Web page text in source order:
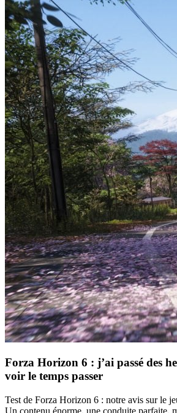
Forza Horizon 6 : j’ai passé des
voir le temps passer
Test de Forza Horizon 6 : notre avis sur le